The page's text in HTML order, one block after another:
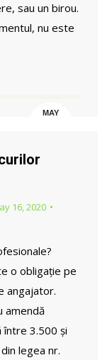
sau un birou.
nu este
MAY
16, 2020
o obligație pe
angajator.
amendă
între 3.500 și
legea nr.